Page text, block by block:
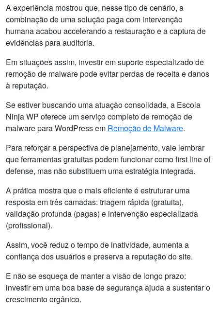
A experiência mostrou que, nesse tipo de cenário, a
combinação de uma solução paga com intervenção
humana acabou accelerando a restauração e a captura de
evidências para auditoria.
Em situações assim, investir em suporte especializado de
remoção de malware pode evitar perdas de receita e danos
à reputação.
Se estiver buscando uma atuação consolidada, a Escola
Ninja WP oferece um serviço completo de remoção de
malware para WordPress em Remoção de Malware.
Para reforçar a perspectiva de planejamento, vale lembrar
que ferramentas gratuitas podem funcionar como first line of
defense, mas não substituem uma estratégia integrada.
A prática mostra que o mais eficiente é estruturar uma
resposta em três camadas: triagem rápida (gratuita),
validação profunda (pagas) e intervenção especializada
(profissional).
Assim, você reduz o tempo de inatividade, aumenta a
confiança dos usuários e preserva a reputação do site.
E não se esqueça de manter a visão de longo prazo:
investir em uma boa base de segurança ajuda a sustentar o
crescimento orgânico.